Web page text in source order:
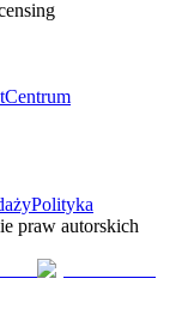
Centrum
Polityka
praw autorskich